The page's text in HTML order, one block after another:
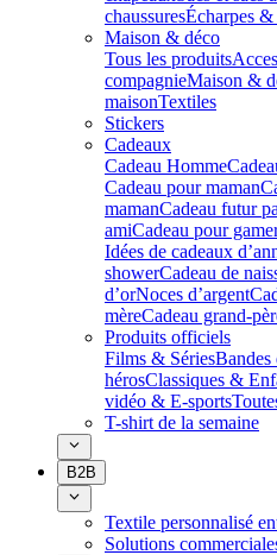
chaussuresÉcharpes &
Maison & déco
Tous les produits
compagnieMaison &
maisonTextiles
Stickers
Cadeaux
Cadeau Homme
Cadeau pour maman
mamanCadeau futur
amiCadeau pour
Idées de cadeaux
showerCadeau de
d’orNoces d’argent
mèreCadeau grand-
Produits officiels
Films & SériesBandes
hérosClassiques &
vidéo & E-sports
T-shirt de la semaine
B2B
Textile personnalisé
Solutions